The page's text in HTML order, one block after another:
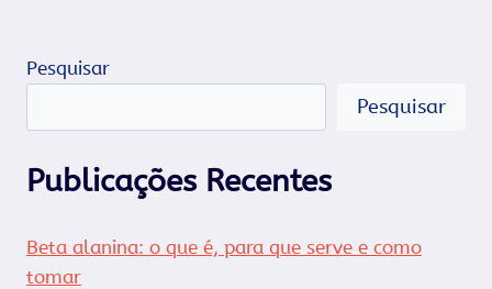
Pesquisar
Pesquisar
Publicações Recentes
Beta alanina: o que é, para que serve e como
tomar